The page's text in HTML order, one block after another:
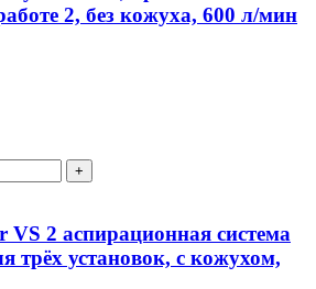
2, без кожуха, 600 л/мин
+
VS 2 аспирационная система
трёх установок, с кожухом,